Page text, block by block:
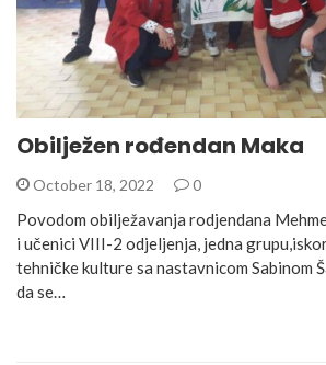
Obilježen rođendan Maka
October 18, 2022 0
Povodom obilježavanja rodjendana
i učenici VIII-2 odjeljenja, jedna
tehničke kulture sa nastavnicom Sabinom
da se…